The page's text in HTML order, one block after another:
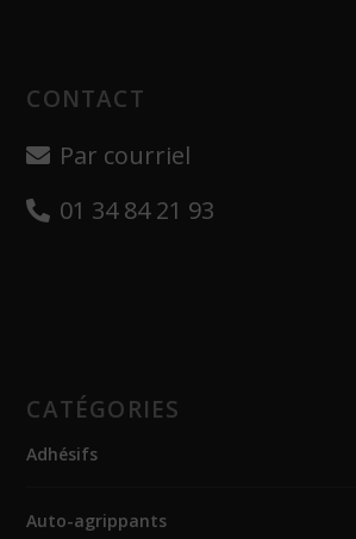
CONTACT
Par courriel
01 34 84 21 93
CATÉGORIES
Adhésifs
Auto-agrippants